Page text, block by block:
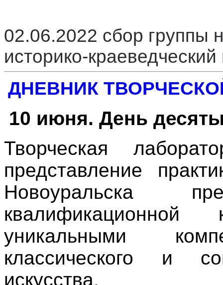
02.06.2022 сбор группы
историко-
ДНЕВНИК
10 июня. День
Творческая
представление
Новоуральска
квалификационной
уникальными
классического и
искусства.